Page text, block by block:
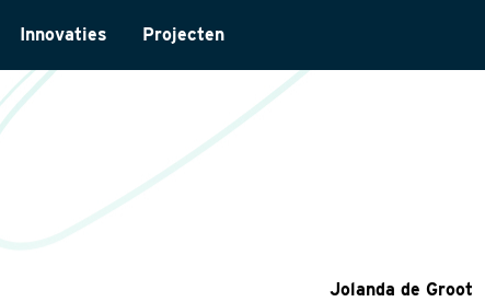
& Inventarisatie
Innovaties Projecten
Jolanda de Groot